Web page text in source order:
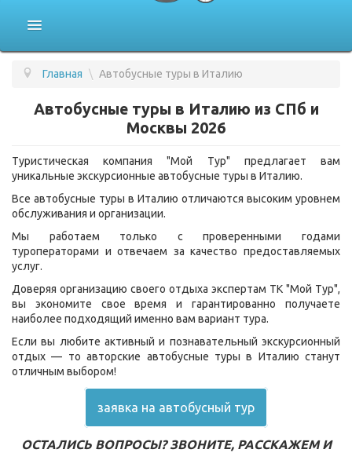
ПОДБОР ТУРА
ГОРЯЩИЕ ТУРЫ
УСЛУГИ
ВОПРОС - ОТВЕТ
О КОМПАНИИ
ОТЗЫВЫ
КОНТАКТЫ
Главная \ Автобусные туры в Италию
Автобусные туры в Италию из СПб и
Москвы 2026
Туристическая компания "Мой Тур" предлагает вам
уникальные экскурсионные автобусные туры в Италию.
Все автобусные туры в Италию отличаются высоким уровнем
обслуживания и организации.
Мы работаем только с проверенными годами
туроператорами и отвечаем за качество предоставляемых
услуг.
Доверяя организацию своего отдыха экспертам ТК "Мой Тур",
вы экономите свое время и гарантированно получаете
наиболее подходящий именно вам вариант тура.
Если вы любите активный и познавательный экскурсионный
отдых — то авторские автобусные туры в Италию станут
отличным выбором!
заявка на автобусный тур
ОСТАЛИСЬ ВОПРОСЫ? ЗВОНИТЕ, РАССКАЖЕМ И